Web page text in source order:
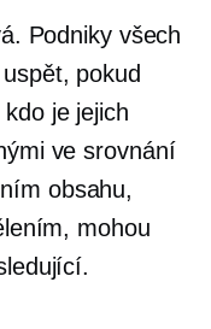
Podniky všech
pokud
je jejich
ve srovnání
obsahu,
mohou